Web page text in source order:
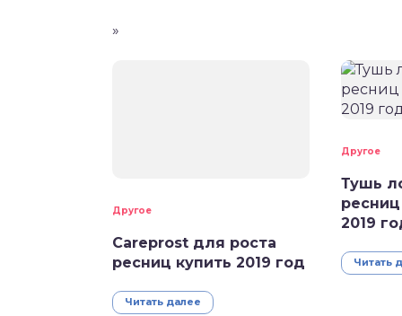
»
Другое
Careprost для роста
ресниц купить 2019 год
Читать далее
Другое
Тушь
2019
Читать